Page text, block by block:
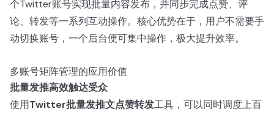
个Twitter账号实现批量内容发布，并同步完成点赞、评
论、转发等一系列互动操作。核心优势在于，用户不需要手
动切换账号，一个后台便可集中操作，极大提升效率。
多账号矩阵管理的应用价值
批量发推高效触达受众
使用Twitter批量发推文点赞转发工具，可以同时调度上百